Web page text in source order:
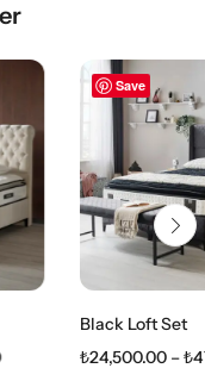
Loft Set
–₺47,500.00